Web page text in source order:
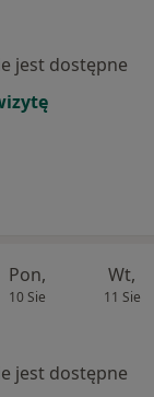
jest dostępne
Pon,
10 Sie
Wt,
11 Sie
jest dostępne